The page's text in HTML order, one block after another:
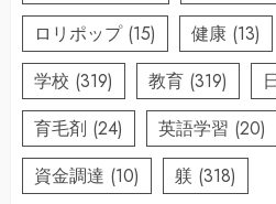
ロリポップ(15) 健康 (13)
学校 (319) 教育 (319)
育毛剤 (24) 英語学習 (20)
資金調達 (10) 躾 (318)